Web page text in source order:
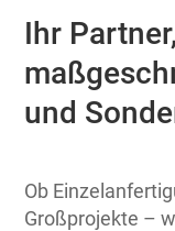
Ihr
und
Ob
Großprojekte –